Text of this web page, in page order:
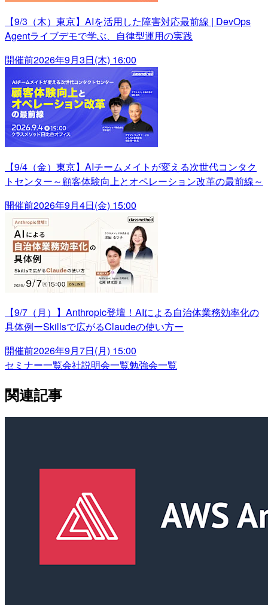
【9/3（木）東京】AIを活用した障害対応最前線 | DevOps
Agentライブデモで学ぶ、自律型運用の実践
開催前2026年9月3日(木) 16:00
【9/4（金）東京】AIチームメイトが変える次世代コンタク
トセンター～顧客体験向上とオペレーション改革の最前線～
開催前2026年9月4日(金) 15:00
【9/7（月）】Anthropic登壇！AIによる自治体業務効率化の
具体例ーSkillsで広がるClaudeの使い方ー
開催前2026年9月7日(月) 15:00
セミナー一覧会社説明会一覧勉強会一覧
関連記事